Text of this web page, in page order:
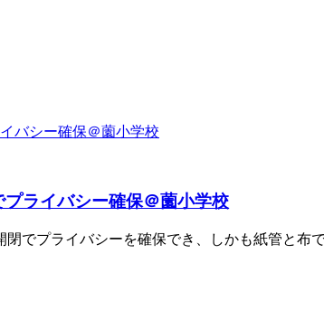
プライバシー確保＠薗小学校
でプライバシーを確保でき、しかも紙管と